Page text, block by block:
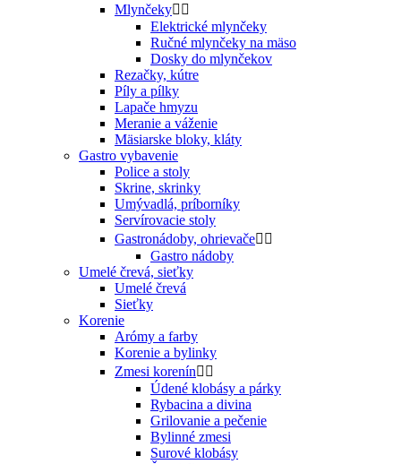
Mlynčeky 
Elektrické mlynčeky
Ručné mlynčeky na mäso
Dosky do mlynčekov
Rezačky, kútre
Píly a pílky
Lapače hmyzu
Meranie a váženie
Mäsiarske bloky, kláty
Gastro vybavenie
Police a stoly
Skrine, skrinky
Umývadlá, príborníky
Servírovacie stoly
Gastronádoby, ohrievače 
Gastro nádoby
Umelé črevá, sieťky
Umelé črevá
Sieťky
Korenie
Arómy a farby
Korenie a bylinky
Zmesi korenín 
Údené klobásy a párky
Rybacina a divina
Grilovanie a pečenie
Bylinné zmesi
Surové klobásy